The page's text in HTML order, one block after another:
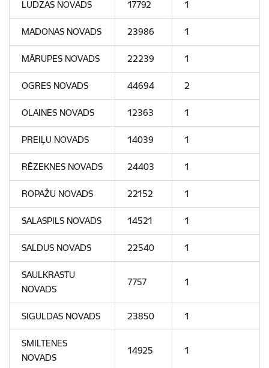
LUDZAS NOVADS 17792 1
MADONAS NOVADS 23986 1
MĀRUPES NOVADS 22239 1
OGRES NOVADS 44694 2
OLAINES NOVADS 12363 1
PREIĻU NOVADS 14039 1
RĒZEKNES NOVADS 24403 1
ROPAŽU NOVADS 22152 1
SALASPILS NOVADS 14521 1
SALDUS NOVADS 22540 1
SAULKRASTU
NOVADS
7757 1
SIGULDAS NOVADS 23850 1
SMILTENES
NOVADS
14925 1